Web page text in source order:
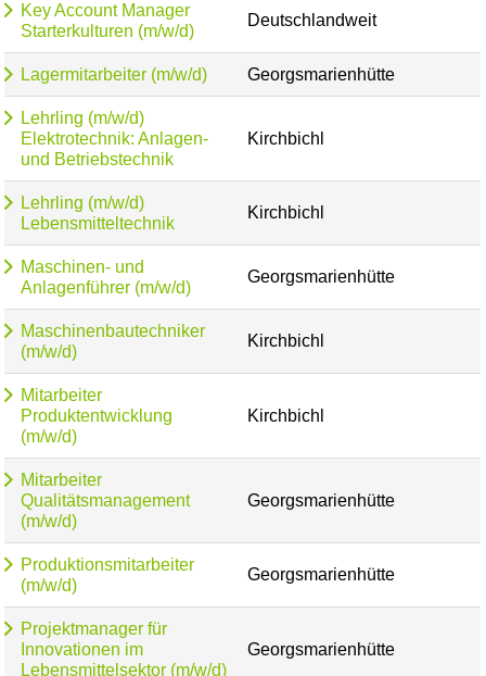
Key Account Manager
Starterkulturen (m/w/d)
Deutschlandweit
Lagermitarbeiter (m/w/d) Georgsmarienhütte
Lehrling (m/w/d)
Elektrotechnik: Anlagen-
und Betriebstechnik
Kirchbichl
Lehrling (m/w/d)
Lebensmitteltechnik
Kirchbichl
Maschinen- und
Anlagenführer (m/w/d)
Georgsmarienhütte
Maschinenbautechniker
(m/w/d)
Kirchbichl
Mitarbeiter
Produktentwicklung
(m/w/d)
Kirchbichl
Mitarbeiter
Qualitätsmanagement
(m/w/d)
Georgsmarienhütte
Produktionsmitarbeiter
(m/w/d)
Georgsmarienhütte
Projektmanager für
Innovationen im
Lebensmittelsektor (m/w/d)
Georgsmarienhütte